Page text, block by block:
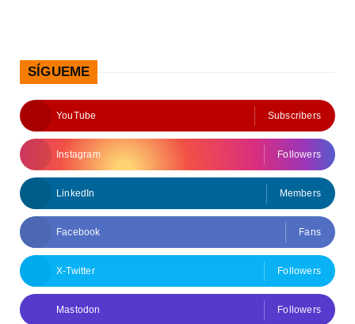
SÍGUEME
YouTube Subscribers
Instagram Followers
LinkedIn Members
Facebook Fans
X-Twitter Followers
Mastodon Followers